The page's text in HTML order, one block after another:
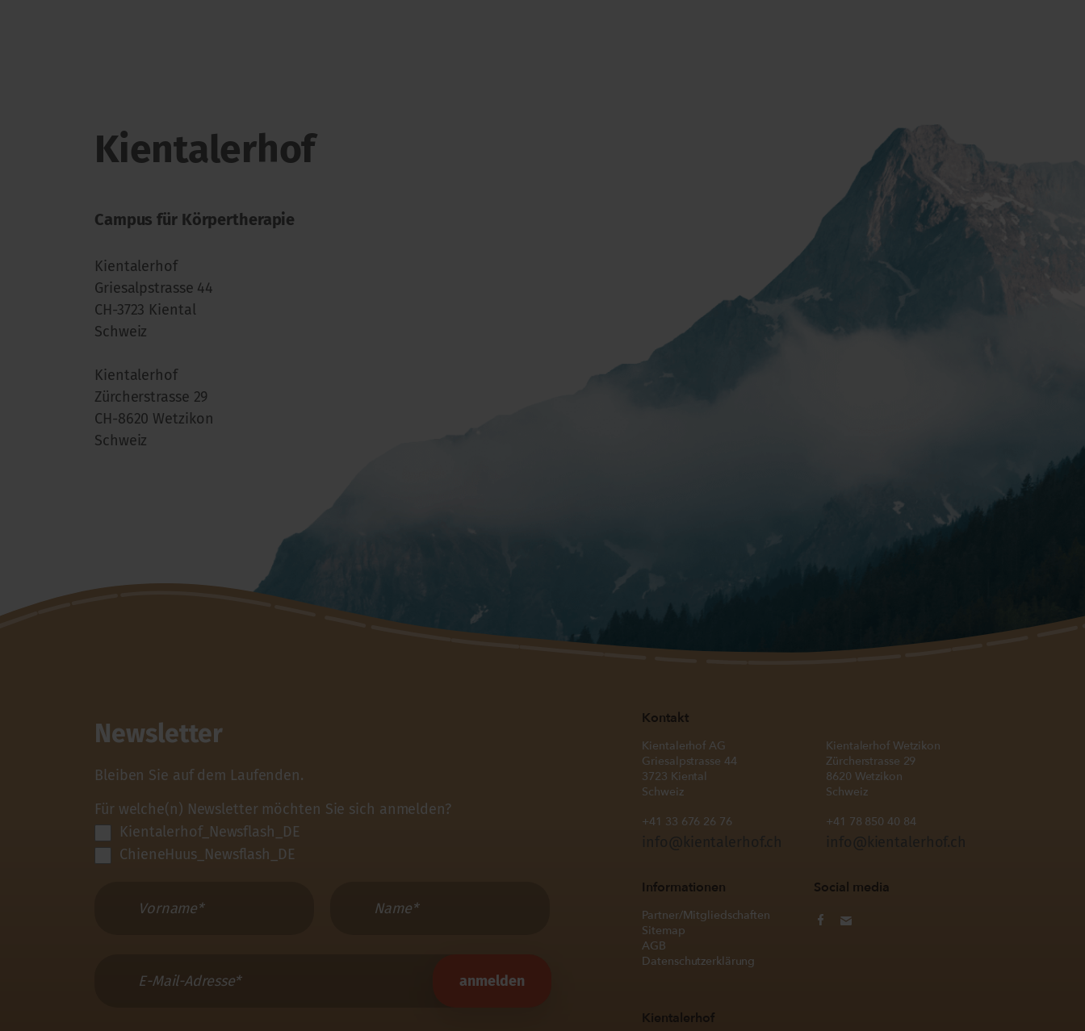
Kientalerhof
Campus für Körpertherapie
Kientalerhof
Griesalpstrasse 44
CH-3723 Kiental
Schweiz
Kientalerhof
Zürcherstrasse 29
CH-8620 Wetzikon
Schweiz
Newsletter
Bleiben Sie auf dem Laufenden.
Für welche(n) Newsletter möchten Sie sich anmelden?
Kientalerhof_Newsflash_DE
ChieneHuus_Newsflash_DE
Kontakt
Kientalerhof AG
Griesalpstrasse 44
3723 Kiental
Schweiz
+41 33 676 26 76
info@kientalerhof.ch
Kientalerhof Wetzikon
Zürcherstrasse 29
8620 Wetzikon
Schweiz
+41 78 850 40 84
info@kientalerhof.ch
Informationen
Partner/Mitgliedschaften
Sitemap
AGB
Datenschutzerklärung
Social media
Kientalerhof